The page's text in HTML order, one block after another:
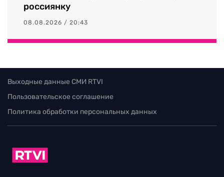
россиянку
08.08.2026 / 20:43
Выходные данные СМИ RTVI
Пользовательское соглашение
Политика обработки персональных данных